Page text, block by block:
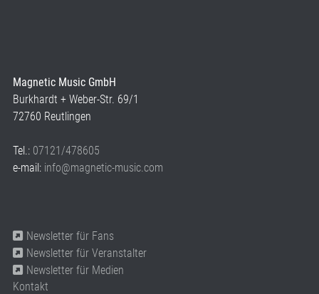
Magnetic Music GmbH
Burkhardt + Weber-Str. 69/1
72760 Reutlingen
Tel.: 07121/478605
e-mail: info@magnetic-music.com
Newsletter für Fans
Newsletter für Veranstalter
Newsletter für Medien
Kontakt